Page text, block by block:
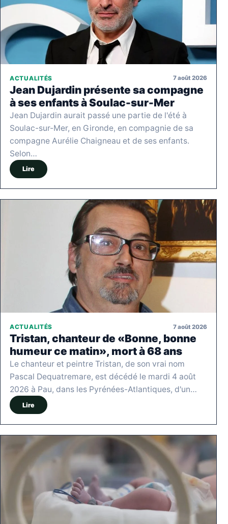
ACTUALITÉS 7 août 2026
Jean Dujardin présente sa compagne
à ses enfants à Soulac-sur-Mer
Jean Dujardin aurait passé une partie de l'été à
Soulac-sur-Mer, en Gironde, en compagnie de sa
compagne Aurélie Chaigneau et de ses enfants.
Selon…
Lire
ACTUALITÉS 7 août 2026
Tristan, chanteur de «Bonne, bonne
humeur ce matin», mort à 68 ans
Le chanteur et peintre Tristan, de son vrai nom
Pascal Dequatremare, est décédé le mardi 4 août
2026 à Pau, dans les Pyrénées-Atlantiques, d'un…
Lire